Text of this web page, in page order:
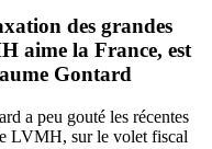
des grandes
aime la France, est
Gontard
a peu gouté les récentes
LVMH, sur le volet fiscal